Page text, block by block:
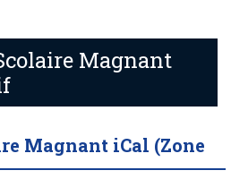
Magnant
Magnant iCal (Zone